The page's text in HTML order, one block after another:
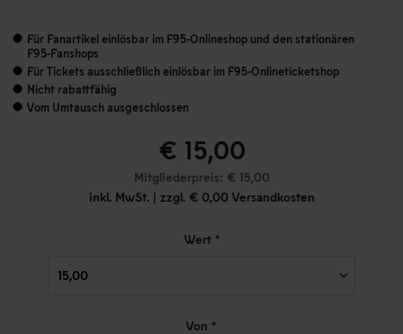
Für Fanartikel einlösbar im F95-Onlineshop und den stationären
F95-Fanshops
Für Tickets ausschließlich einlösbar im F95-Onlineticketshop
Nicht rabattfähig
Vom Umtausch ausgeschlossen
€ 15,00
Mitgliederpreis: € 15,00
inkl. MwSt. | zzgl. € 0,00 Versandkosten
Wert *
Von *